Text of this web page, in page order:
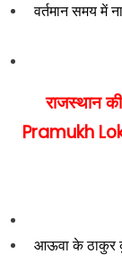
वर्तमान समय में
राजस्थान
Pramukh
आऊवा के ठाकुर